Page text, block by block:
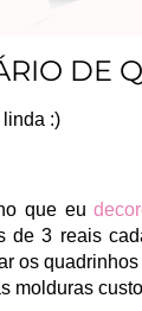
DE
:)
que eu
de 3 reais
os
molduras